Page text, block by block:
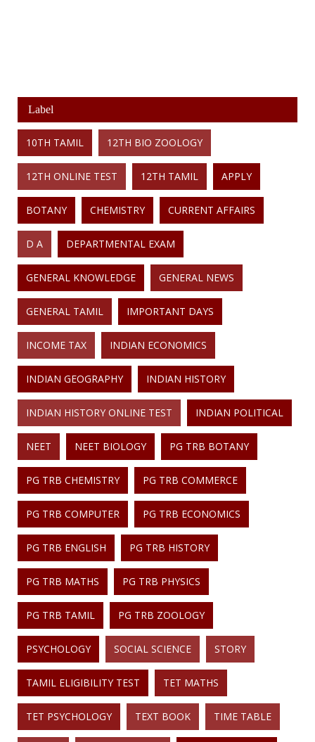
Label
10TH TAMIL 12TH BIO ZOOLOGY
12TH ONLINE TEST 12TH TAMIL APPLY
BOTANY CHEMISTRY CURRENT AFFAIRS
D A DEPARTMENTAL EXAM
GENERAL KNOWLEDGE GENERAL NEWS
GENERAL TAMIL IMPORTANT DAYS
INCOME TAX INDIAN ECONOMICS
INDIAN GEOGRAPHY INDIAN HISTORY
INDIAN HISTORY ONLINE TEST INDIAN POLITICAL
NEET NEET BIOLOGY PG TRB BOTANY
PG TRB CHEMISTRY PG TRB COMMERCE
PG TRB COMPUTER PG TRB ECONOMICS
PG TRB ENGLISH PG TRB HISTORY
PG TRB MATHS PG TRB PHYSICS
PG TRB TAMIL PG TRB ZOOLOGY
PSYCHOLOGY SOCIAL SCIENCE STORY
TAMIL ELIGIBILITY TEST TET MATHS
TET PSYCHOLOGY TEXT BOOK TIME TABLE